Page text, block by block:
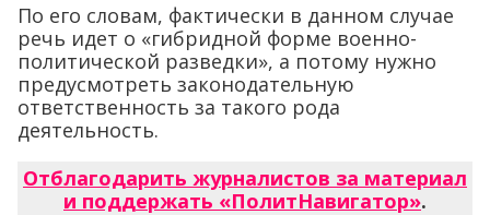
По его словам, фактически в данном случае
речь идет о «гибридной форме военно-
политической разведки», а потому нужно
предусмотреть законодательную
ответственность за такого рода
деятельность.
Отблагодарить журналистов за материал
и поддержать «ПолитНавигатор».